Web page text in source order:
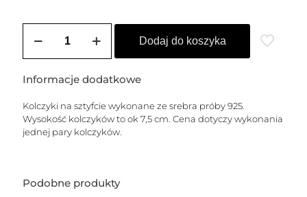
Kolczyki
LIVIA
(elipsy)
Dodaj do koszyka
Informacje dodatkowe
Kolczyki na sztyfcie wykonane ze srebra próby 925.
Wysokość kolczyków to ok 7,5 cm. Cena dotyczy wykonania
jednej pary kolczyków.
Podobne produkty